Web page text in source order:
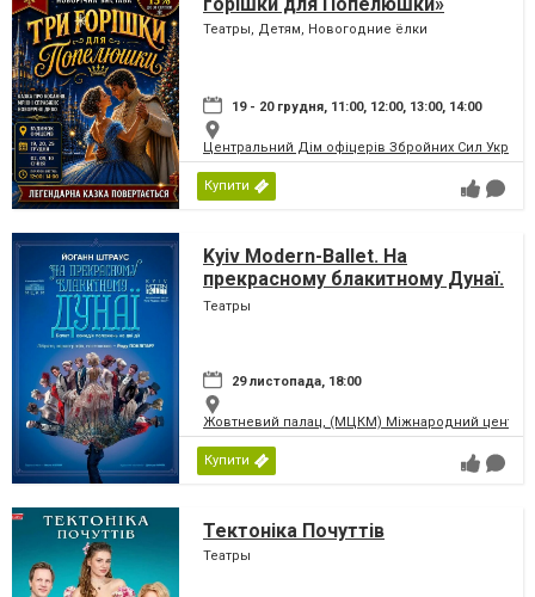
горішки для Попелюшки»
Театры, Детям, Новогодние ёлки
19 - 20 грудня, 11:00, 12:00, 13:00, 14:00
Центральний Дім офіцерів Збройних Сил
Купити
Kyiv Modern-Ballet. На
прекрасному блакитному Дунаї.
Раду Поклітару
Театры
29 листопада, 18:00
Жовтневий палац, (МЦКМ) Міжнародний центр
Купити
Тектоніка Почуттів
Театры